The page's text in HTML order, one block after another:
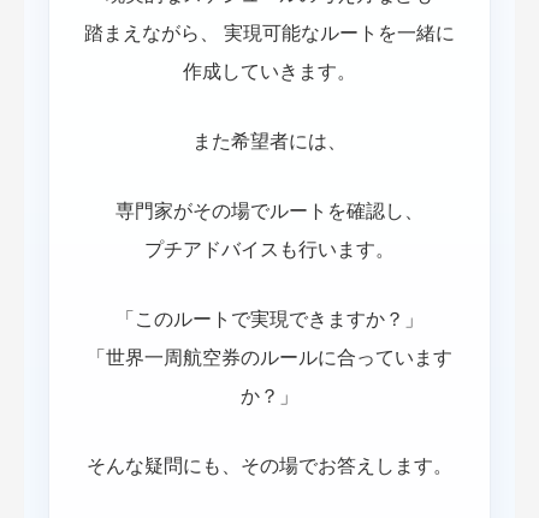
踏まえながら、 実現可能なルートを一緒に
作成していきます。
また希望者には、
専門家がその場でルートを確認し、
プチアドバイスも行います。
「このルートで実現できますか？」
「世界一周航空券のルールに合っています
か？」
そんな疑問にも、その場でお答えします。